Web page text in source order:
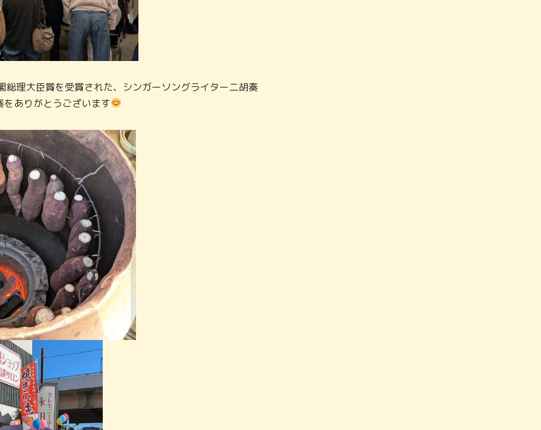
総理大臣賞を受賞された、シンガーソングライター二胡奏
ありがとうございます